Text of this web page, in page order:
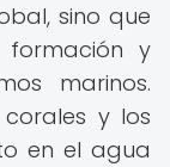
sino que
y
marinos.
y los
en el agua